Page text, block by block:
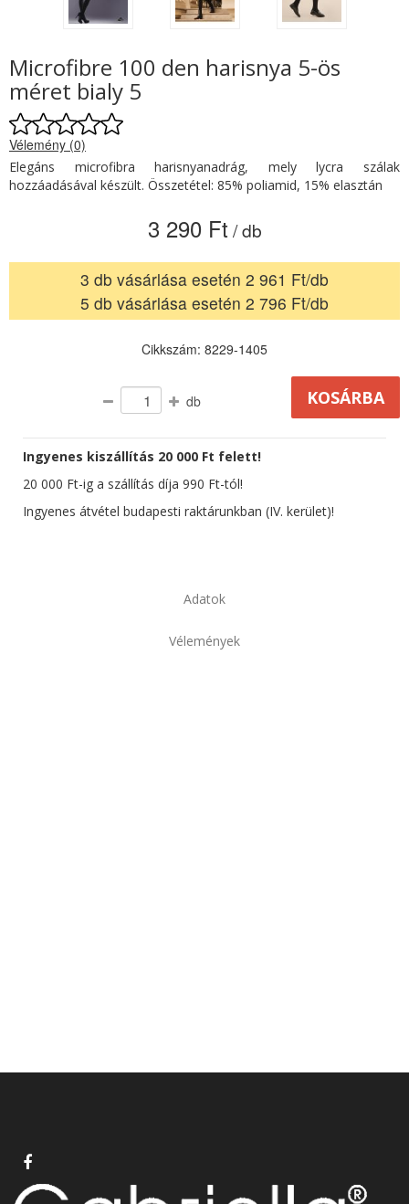
Microfibre 100 den harisnya 5-ös
méret bialy 5
Vélemény (0)
Elegáns microfibra harisnyanadrág, mely lycra szálak
hozzáadásával készült. Összetétel: 85% poliamid, 15% elasztán
3 290 Ft / db
3 db vásárlása esetén 2 961 Ft/db
5 db vásárlása esetén 2 796 Ft/db
Cikkszám: 8229-1405
db
Ingyenes kiszállítás 20 000 Ft felett!
20 000 Ft-ig a szállítás díja 990 Ft-tól!
Ingyenes átvétel budapesti raktárunkban (IV. kerület)!
Adatok
Vélemények